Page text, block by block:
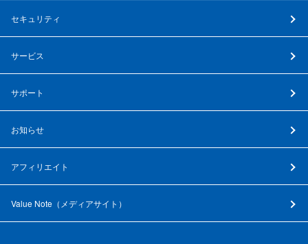
セキュリティ
サービス
サポート
お知らせ
アフィリエイト
Value Note（ メディアサイト ）